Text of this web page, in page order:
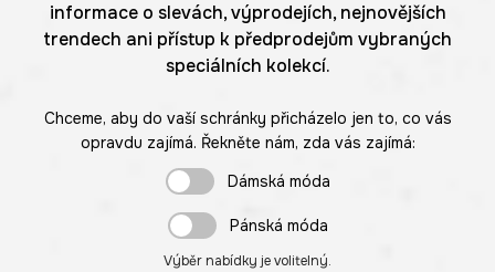
informace o slevách, výprodejích, nejnovějších
trendech ani přístup k předprodejům vybraných
speciálních kolekcí.
Chceme, aby do vaší schránky přicházelo jen to, co vás
opravdu zajímá. Řekněte nám, zda vás zajímá:
Dámská móda
Pánská móda
Výběr nabídky je volitelný.